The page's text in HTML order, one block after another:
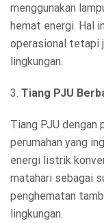
menggunakan
hemat energi. Hal
operasional tetapi
lingkungan.
3. Tiang PJU
Tiang PJU dengan
perumahan yang
energi listrik
matahari sebagai
penghematan
lingkungan.